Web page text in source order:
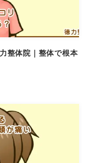
整体院｜整体で根本